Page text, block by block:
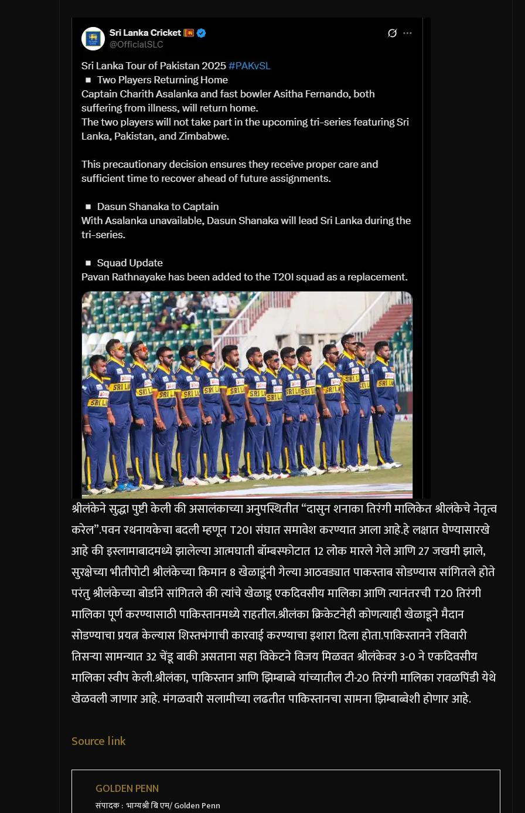
श्रीलंकेने सुद्धा पुष्टी केली की असालंकाच्या अनुपस्थितीत “दासुन शनाका तिरंगी मालिकेत श्रीलंकेचे नेतृत्व
करेल”.पवन रथनायकेचा बदली म्हणून T20I संघात समावेश करण्यात आला आहे.हे लक्षात घेण्यासारखे
आहे की इस्लामाबादमध्ये झालेल्या आत्मघाती बॉम्बस्फोटात 12 लोक मारले गेले आणि 27 जखमी झाले,
सुरक्षेच्या भीतीपोटी श्रीलंकेच्या किमान 8 खेळाडूंनी गेल्या आठवड्यात पाकस्ताब सोडण्यास सांगितले होते
परंतु श्रीलंकेच्या बोर्डाने सांगितले की त्यांचे खेळाडू एकदिवसीय मालिका आणि त्यानंतरची T20 तिरंगी
मालिका पूर्ण करण्यासाठी पाकिस्तानमध्ये राहतील.श्रीलंका क्रिकेटनेही कोणत्याही खेळाडूने मैदान
सोडण्याचा प्रयत्न केल्यास शिस्तभंगाची कारवाई करण्याचा इशारा दिला होता.पाकिस्तानने रविवारी
तिसऱ्या सामन्यात 32 चेंडू बाकी असताना सहा विकेटने विजय मिळवत श्रीलंकेवर 3-0 ने एकदिवसीय
मालिका स्वीप केली.श्रीलंका, पाकिस्तान आणि झिम्बाब्वे यांच्यातील टी-20 तिरंगी मालिका रावळपिंडी येथे
खेळवली जाणार आहे. मंगळवारी सलामीच्या लढतीत पाकिस्तानचा सामना झिम्बाब्वेशी होणार आहे.
Source link
GOLDEN PENN
संपादक : भाग्यश्री बि एम/ Golden Penn